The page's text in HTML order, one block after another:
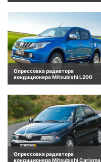
Опрессовка радиатора
кондиционера Mitsubishi L200
Опрессовка радиатора
кондиционера Mitsubishi Carisma